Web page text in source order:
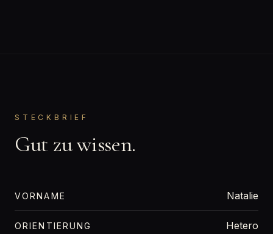
STECKBRIEF
Gut zu wissen.
VORNAME Natalie
ORIENTIERUNG Hetero